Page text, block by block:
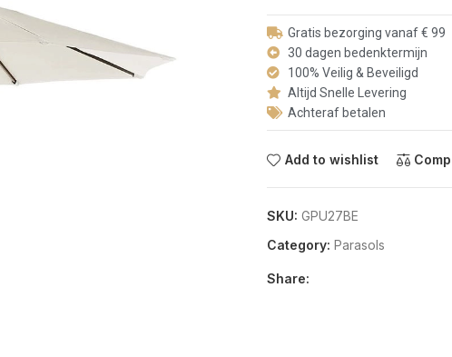
Gratis bezorging vanaf € 99
30 dagen bedenktermijn
100% Veilig & Beveiligd
Altijd Snelle Levering
Achteraf betalen
Add to wishlist
SKU: GPU27BE
Category: Parasols
Share: